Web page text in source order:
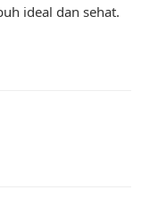
ideal dan sehat.